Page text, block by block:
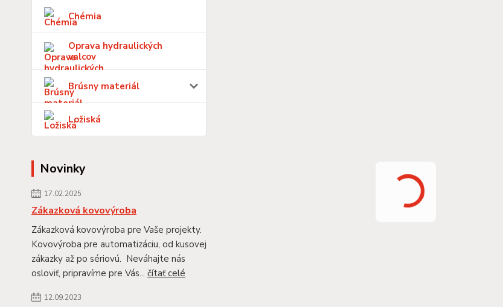
Chémia
Oprava hydraulických
valcov
Brúsny materiál
Ložiská
Novinky
17.02.2025
Zákazková kovovýroba
Zákazková kovovýroba pre Vaše projekty.
Kovovýroba pre automatizáciu, od kusovej
zákazky až po sériovú. Neváhajte nás
osloviť, pripravíme pre Vás... čítať celé
12.09.2023